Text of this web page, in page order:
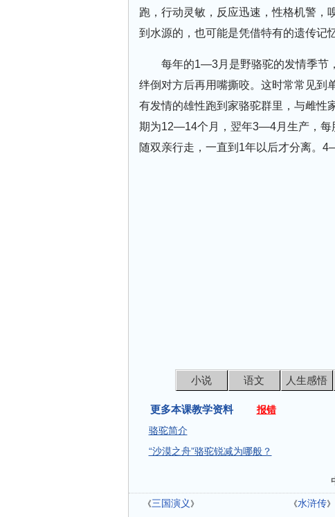
跑，行动灵敏，反应迅速，性格机警，
到水源的，也可能是凭借特有的遗传记忆
每年的1—3月是野骆驼的发情季节
绊倒对方后再用嘴撕咬。这时常常见到
有发情的雄性跑到家骆驼群里，与雌性
期为12—14个月，翌年3—4月生产，每
随双亲行走，一直到1年以后才分离。
小说 语文 人生感悟
更多本课教学资料 报错
骆驼简介
“沙漠之舟”骆驼锐减为哪般？
《三国演义 》 《水浒传》